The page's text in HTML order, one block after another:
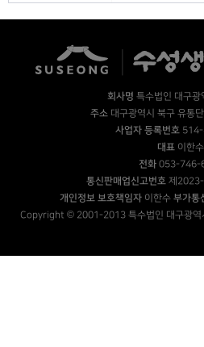
회사명 특수법인 대구광
주소대구광역시 북구 유통
사업자 등록번호514-
대표 이한수
전화053-746-
통신판매업신고번호 제
개인정보 보호책임자 이한수 부가통
Copyright © 2001-2013 특수법인 대구광